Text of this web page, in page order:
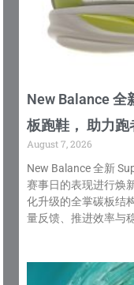
New Balance 全
板跑鞋， 助力跑
August 7, 2026
New Balance 全新
赛事日的表现进行焕
化升级的全掌碳板结
量反馈、推进效率与